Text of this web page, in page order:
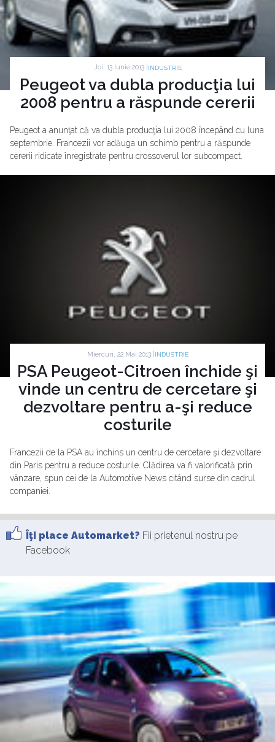
Joi, 13 Iunie 2013 | INDUSTRIE
Peugeot va dubla producţia lui
2008 pentru a răspunde cererii
Peugeot a anunţat că va dubla producţia lui 2008 începând cu luna
septembrie. Francezii vor adăuga un schimb pentru a răspunde
cererii ridicate înregistrate pentru crossoverul lor subcompact.
Miercuri, 22 Mai 2013 | INDUSTRIE
PSA Peugeot-Citroen închide şi
vinde un centru de cercetare şi
dezvoltare pentru a-şi reduce
costurile
Francezii de la PSA au închins un centru de cercetare şi dezvoltare
din Paris pentru a reduce costurile. Clădirea va fi valorificată prin
vânzare, spun cei de la Automotive News citând surse din cadrul
companiei.
Îţi place Automarket? Fii prietenul nostru pe
Facebook